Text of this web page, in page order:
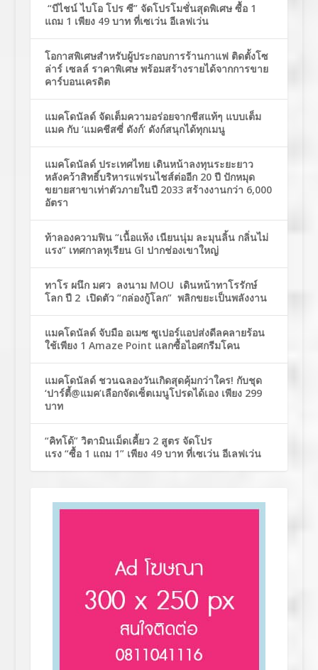
“บีไชน์ ไบโอ โปร ซี” จัดโปรโมชั่นสุดพิเศษ ซื้อ 1
แถม 1 เพียง 49 บาท ที่เซเว่น อีเลฟเว่น
โอกาสพิเศษสำหรับผู้ประกอบการร้านกาแฟ ติดตั้งโซ
ล่าร์ เซลล์ ราคาพิเศษ พร้อมสร้างรายได้จากการขาย
คาร์บอนเครดิต
แมคโดนัลด์ จัดเต็มความอร่อยจากชีสแท้ๆ แบบเต็ม
แมค กับ ‘แมคชีสซี่ ดังก์’ ดังก์สนุกได้ทุกเมนู
แมคโดนัลด์ ประเทศไทย เดินหน้าลงทุนระยะยาว
หลังคว้าสิทธิ์บริหารแฟรนไชส์ต่ออีก 20 ปี ปักหมุด
ขยายสาขาเท่าตัวภายในปี 2033 สร้างงานกว่า 6,000
อัตรา
ท้าลองความฟิน “เนื้อแห้ง เนียนนุ่ม ละมุนลิ้น กลิ่นไม่
แรง” เทศกาลทุเรียน GI ปากช่องเขาใหญ่
ทาโร ผนึก มศว ลงนาม MOU เดินหน้าทาโรรักษ์
โลก ปี 2 เปิดตัว “กล่องกู้โลก” พลิกขยะเป็นพลังงาน
แมคโดนัลด์ จับมือ อเมซ ซูเปอร์แอปส่งดีลคลายร้อน
ใช้เพียง 1 Amaze Point แลกซื้อไอศกรีมโคน
แมคโดนัลด์ ชวนฉลองวันเกิดสุดคุ้มกว่าใคร! กับชุด
‘ปาร์ตี้@แมค’เลือกจัดเซ็ตเมนูโปรดได้เอง เพียง 299
บาท
“คิทโด้” วิตามินเม็ดเคี้ยว 2 สูตร จัดโปร
แรง “ซื้อ 1 แถม 1” เพียง 49 บาท ที่เซเว่น อีเลฟเว่น